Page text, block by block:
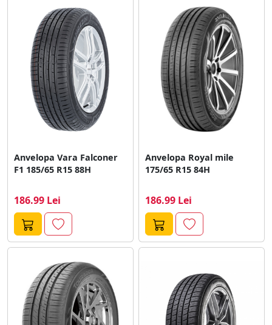
Anvelopa Vara Falconer
F1 185/65 R15 88H
186.99 Lei
Anvelopa Royal mile
175/65 R15 84H
186.99 Lei